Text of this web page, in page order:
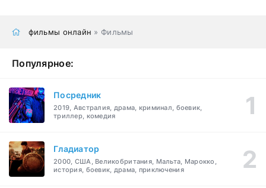
фильмы онлайн » Фильмы
Популярное:
Посредник
2019, Австралия, драма, криминал, боевик,
триллер, комедия
Гладиатор
2000, США, Великобритания, Мальта, Марокко,
история, боевик, драма, приключения